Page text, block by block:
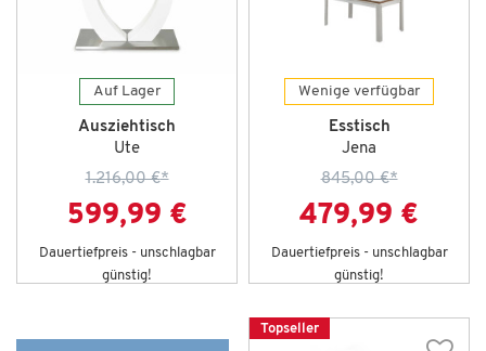
Auf Lager
Ausziehtisch
Ute
1.216,00 €*
599,99 €
Dauertiefpreis - unschlagbar
günstig!
Wenige verfügbar
Esstisch
Jena
845,00 €*
479,99 €
Dauertiefpreis - unschlagbar
günstig!
Topseller